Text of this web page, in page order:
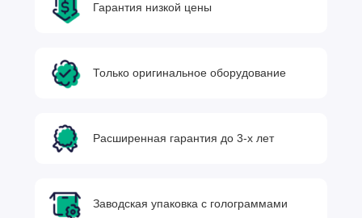
Гарантия низкой цены
Только оригинальное оборудование
Расширенная гарантия до 3-х лет
Заводская упаковка с голограммами